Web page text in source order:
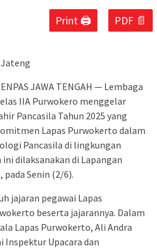
Print 🖨 PDF 📄
JAWA TENGAH — Lembaga
IIA Purwokero menggelar
Pancasila Tahun 2025 yang
Lapas Purwokerto dalam
Pancasila di lingkungan
dilaksanakan di Lapangan
pada Senin (2/6).
jajaran pegawai Lapas
beserta jajarannya. Dalam
Lapas Purwokerto, Ali Andra
Inspektur Upacara dan